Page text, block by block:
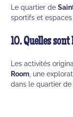
Le quartier de
sportifs et
10. Quelles
Les activités
Room , une
dans le quartier